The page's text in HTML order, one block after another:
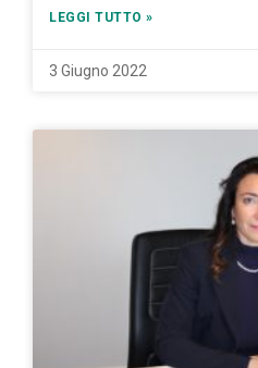
LEGGI TUTTO »
3 Giugno 2022